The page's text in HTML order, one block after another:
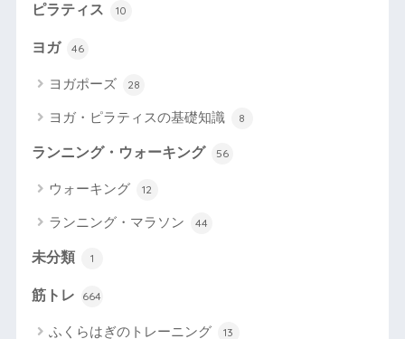
ピラティス 10
ヨガ 46
ヨガポーズ 28
ヨガ・ピラティスの基礎知識 8
ランニング・ウォーキング 56
ウォーキング 12
ランニング・マラソン 44
未分類 1
筋トレ 664
ふくらはぎのトレーニング 13